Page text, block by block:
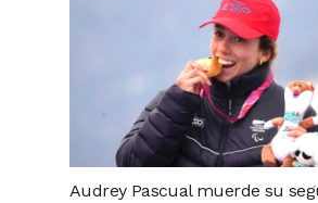
Audrey Pascual muerde su